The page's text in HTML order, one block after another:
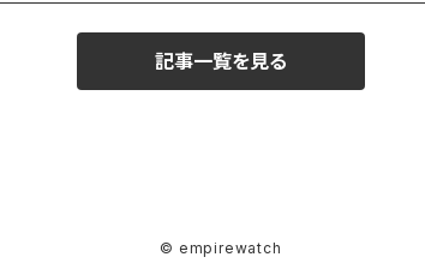
記事一覧を見る
© empirewatch